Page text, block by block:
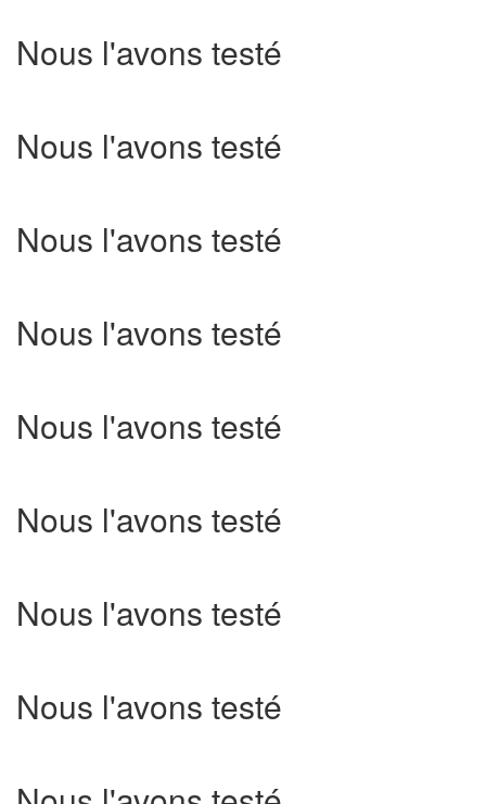
Nous l'avons testé
Nous l'avons testé
Nous l'avons testé
Nous l'avons testé
Nous l'avons testé
Nous l'avons testé
Nous l'avons testé
Nous l'avons testé